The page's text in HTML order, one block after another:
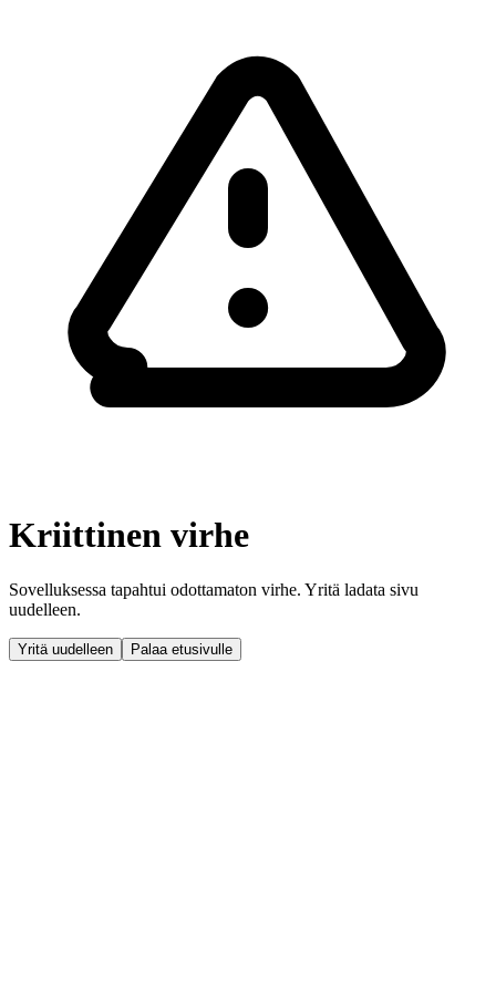
Kriittinen virhe
Sovelluksessa tapahtui odottamaton virhe. Yritä ladata sivu
uudelleen.
Yritä uudelleen Palaa etusivulle